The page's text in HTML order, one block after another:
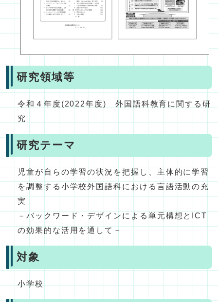
研究領域等
令和４年度(2022年度) 外国語科教育に関する研
究
研究テーマ
児童が自らの学習の状況を把握し、主体的に学習
を調整する小学校外国語科における言語活動の充
実
－バックワード・デザインによる単元構想とICT
の効果的な活用を通して－
対象
小学校